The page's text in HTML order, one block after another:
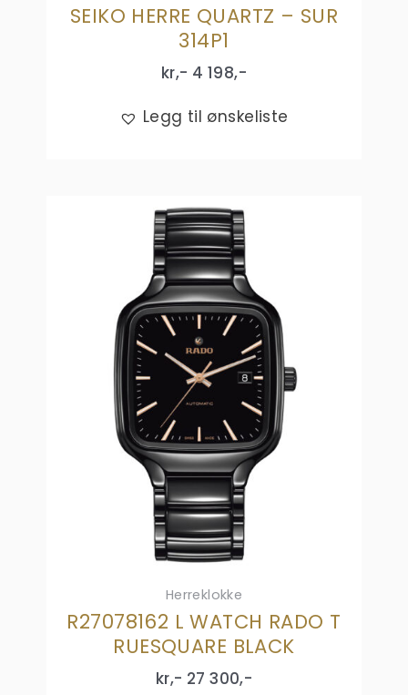
SEIKO HERRE QUARTZ – SUR
314P1
kr,- 4 198,-
Legg til ønskeliste
Herreklokke
R27078162 L WATCH RADO T
RUESQUARE BLACK
kr,- 27 300,-